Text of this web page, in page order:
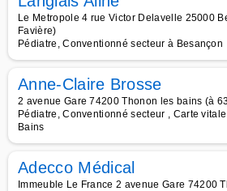
Le Metropole 4 rue Victor Delavelle 25000
Favière)
Pédiatre, Conventionné secteur à Besançon
Anne-Claire Brosse
2 avenue Gare 74200 Thonon les bains (à
Pédiatre, Conventionné secteur , Carte
Bains
Adecco Médical
Immeuble Le France 2 avenue Gare 74200